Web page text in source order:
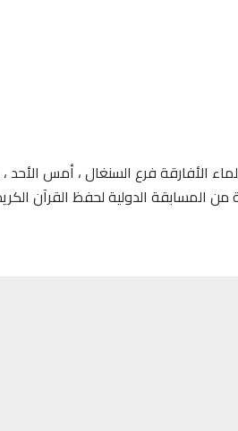
فرع السنغال ، أمس الأحد ،
من المسابقة الدولية لحفظ القرآن